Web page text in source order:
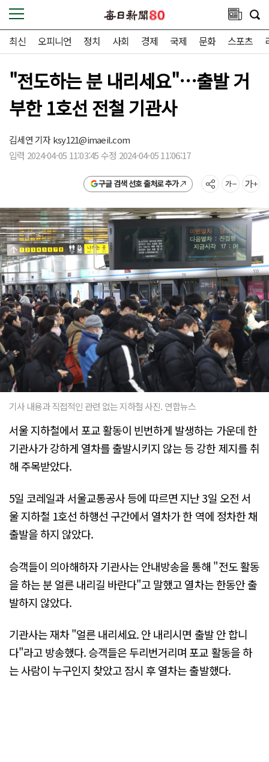
최신 오피니언 정치 사회 경제 국제 문화 스포츠
"전도하는 분 내리세요"…출발 거
부한 1호선 전철 기관사
김세연 기자ksy121@imaeil.com
입력 2024-04-05 11:03:45 수정 2024-04-05 11:06:17
구글 검색 선호 출처로 추가
기사 내용과 직접적인 관련 없는 지하철 사진. 연합뉴스
서울 지하철에서 포교 활동이 빈번하게 발생하는 가운데 한
기관사가 강하게 열차를 출발시키지 않는 등 강한 제지를 취
해 주목받았다.
5일 코레일과 서울교통공사 등에 따르면 지난 3일 오전 서
울 지하철 1호선 하행선 구간에서 열차가 한 역에 정차한 채
출발을 하지 않았다.
승객들이 의아해하자 기관사는 안내방송을 통해 "전도 활동
을 하는 분 얼른 내리길 바란다"고 말했고 열차는 한동안 출
발하지 않았다.
기관사는 재차 "얼른 내리세요. 안 내리시면 출발 안 합니
다"라고 방송했다. 승객들은 두리번거리며 포교 활동을 하
는 사람이 누구인지 찾았고 잠시 후 열차는 출발했다.